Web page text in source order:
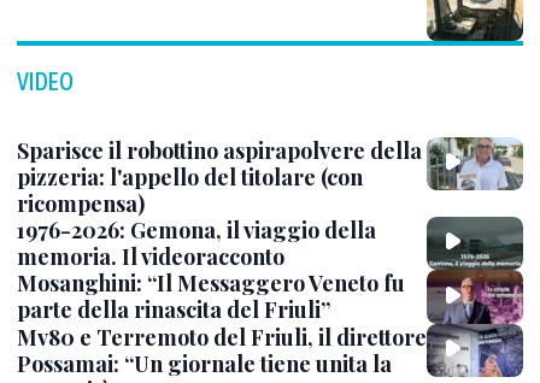
VIDEO
Sparisce il robottino aspirapolvere della
pizzeria: l'appello del titolare (con
ricompensa)
1976-2026: Gemona, il viaggio della
memoria. Il videoracconto
Mosanghini: “Il Messaggero Veneto fu
parte della rinascita del Friuli”
Mv80 e Terremoto del Friuli, il direttore
Possamai: “Un giornale tiene unita la